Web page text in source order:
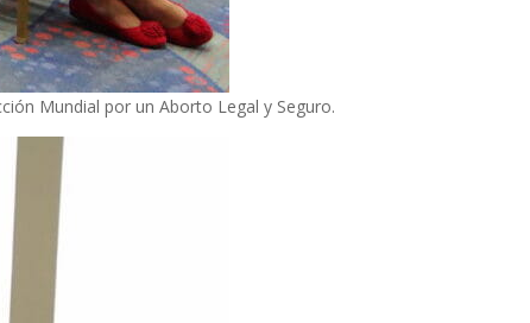
Mundial por un Aborto Legal y Seguro.